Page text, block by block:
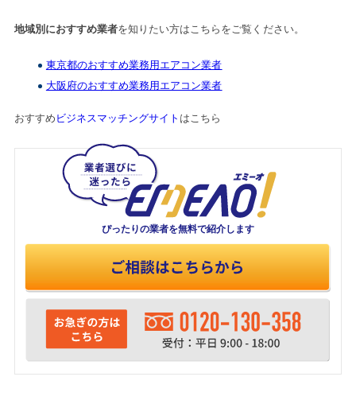
地域別におすすめ業者を知りたい方はこちらをご覧ください。
東京都のおすすめ業務用エアコン業者
大阪府のおすすめ業務用エアコン業者
おすすめ ビジネスマッチングサイト はこちら
ぴったりの業者を無料で紹介します